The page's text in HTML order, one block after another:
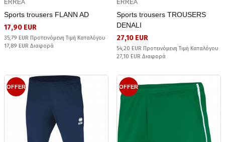
ERREA
Sports trousers FLANN AD
17,90 EUR
35,79 EUR Προτεινόμενη Τιμή Καταλόγου
17,89 EUR Διαφορά
ERREA
Sports trousers TROUSERS
DENALI
27,10 EUR
54,20 EUR Προτεινόμενη Τιμή Καταλόγου
27,10 EUR Διαφορά
OFFER OFFER